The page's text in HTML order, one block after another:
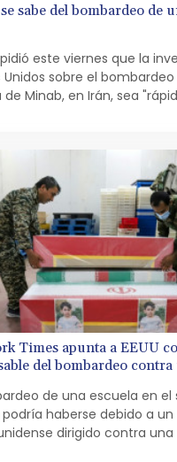
sabe del bombardeo de
pidió este viernes que la
Unidos sobre el
Minab, en Irán, sea
"total transparencia",
Times apunta a EEUU
del bombardeo contra
de una escuela en el
haberse debido a
dirigido contra una
cercanías, según una